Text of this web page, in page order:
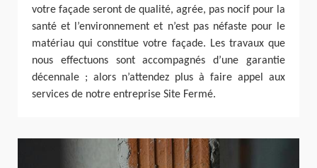
votre façade seront de qualité, agrée, pas nocif pour la
santé et l’environnement et n’est pas néfaste pour le
matériau qui constitue votre façade. Les travaux que
nous effectuons sont accompagnés d’une garantie
décennale ; alors n’attendez plus à faire appel aux
services de notre entreprise Site Fermé.